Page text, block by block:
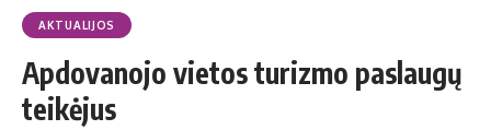
AKTUALIJOS
Apdovanojo vietos turizmo paslaugų
teikėjus